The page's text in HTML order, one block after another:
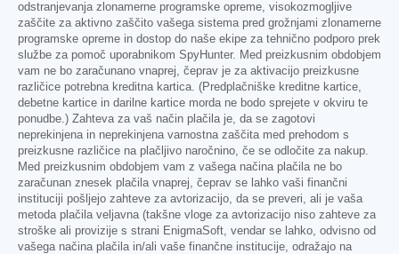
odstranjevanja zlonamerne programske opreme, visokozmogljive
zaščite za aktivno zaščito vašega sistema pred grožnjami zlonamerne
programske opreme in dostop do naše ekipe za tehnično podporo prek
službe za pomoč uporabnikom SpyHunter. Med preizkusnim obdobjem
vam ne bo zaračunano vnaprej, čeprav je za aktivacijo preizkusne
različice potrebna kreditna kartica. (Predplačniške kreditne kartice,
debetne kartice in darilne kartice morda ne bodo sprejete v okviru te
ponudbe.) Zahteva za vaš način plačila je, da se zagotovi
neprekinjena in neprekinjena varnostna zaščita med prehodom s
preizkusne različice na plačljivo naročnino, če se odločite za nakup.
Med preizkusnim obdobjem vam z vašega načina plačila ne bo
zaračunan znesek plačila vnaprej, čeprav se lahko vaši finančni
instituciji pošljejo zahteve za avtorizacijo, da se preveri, ali je vaša
metoda plačila veljavna (takšne vloge za avtorizacijo niso zahteve za
stroške ali provizije s strani EnigmaSoft, vendar se lahko, odvisno od
vašega načina plačila in/ali vaše finančne institucije, odražajo na